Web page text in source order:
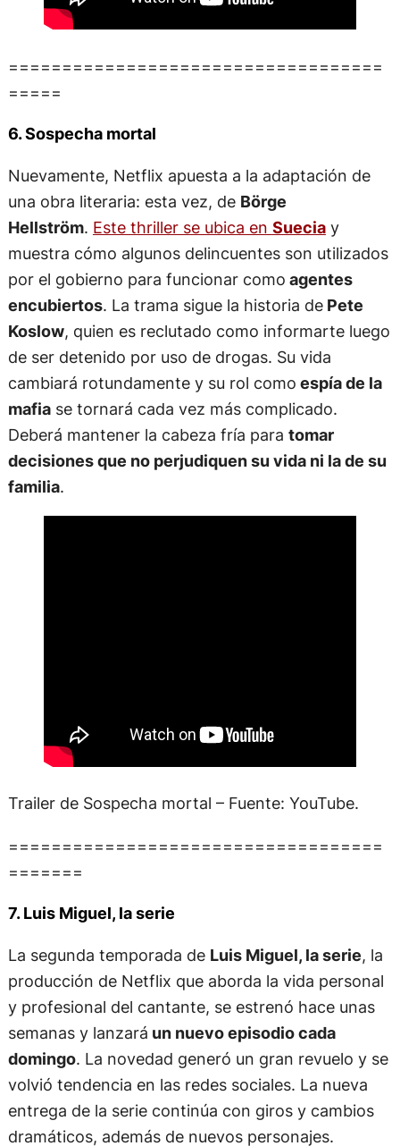
===================================
=====
6. Sospecha mortal
Nuevamente, Netflix apuesta a la adaptación de
una obra literaria: esta vez, de Börge
Hellström. Este thriller se ubica en Sueciay
muestra cómo algunos delincuentes son utilizados
por el gobierno para funcionar como agentes
encubiertos. La trama sigue la historia dePete
Koslow, quien es reclutado como informarte luego
de ser detenido por uso de drogas. Su vida
cambiará rotundamente y su rol como espía de la
mafiase tornará cada vez más complicado.
Deberá mantener la cabeza fría para tomar
decisiones que no perjudiquen su vida ni la de su
familia.
Trailer de Sospecha mortal – Fuente: YouTube.
===================================
=======
7. Luis Miguel, la serie
La segunda temporada de Luis Miguel, la serie, la
producción de Netflix que aborda la vida personal
y profesional del cantante, se estrenó hace unas
semanas y lanzará un nuevo episodio cada
domingo. La novedad generó un gran revuelo y se
volvió tendencia en las redes sociales. La nueva
entrega de la serie continúa con giros y cambios
dramáticos, además de nuevos personajes.